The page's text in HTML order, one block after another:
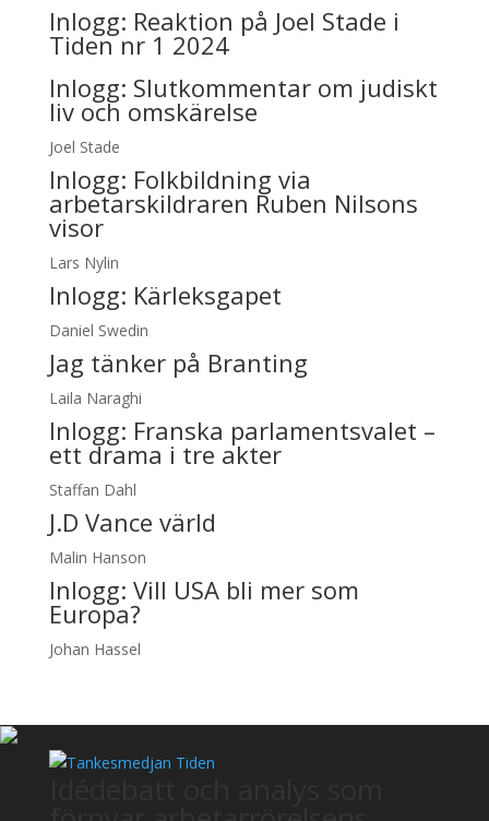
Inlogg: Reaktion på Joel Stade i
Tiden nr 1 2024
Inlogg: Slutkommentar om judiskt
liv och omskärelse
Joel Stade
Inlogg: Folkbildning via
arbetarskildraren Ruben Nilsons
visor
Lars Nylin
Inlogg: Kärleksgapet
Daniel Swedin
Jag tänker på Branting
Laila Naraghi
Inlogg: Franska parlamentsvalet –
ett drama i tre akter
Staffan Dahl
J.D Vance värld
Malin Hanson
Inlogg: Vill USA bli mer som
Europa?
Johan Hassel